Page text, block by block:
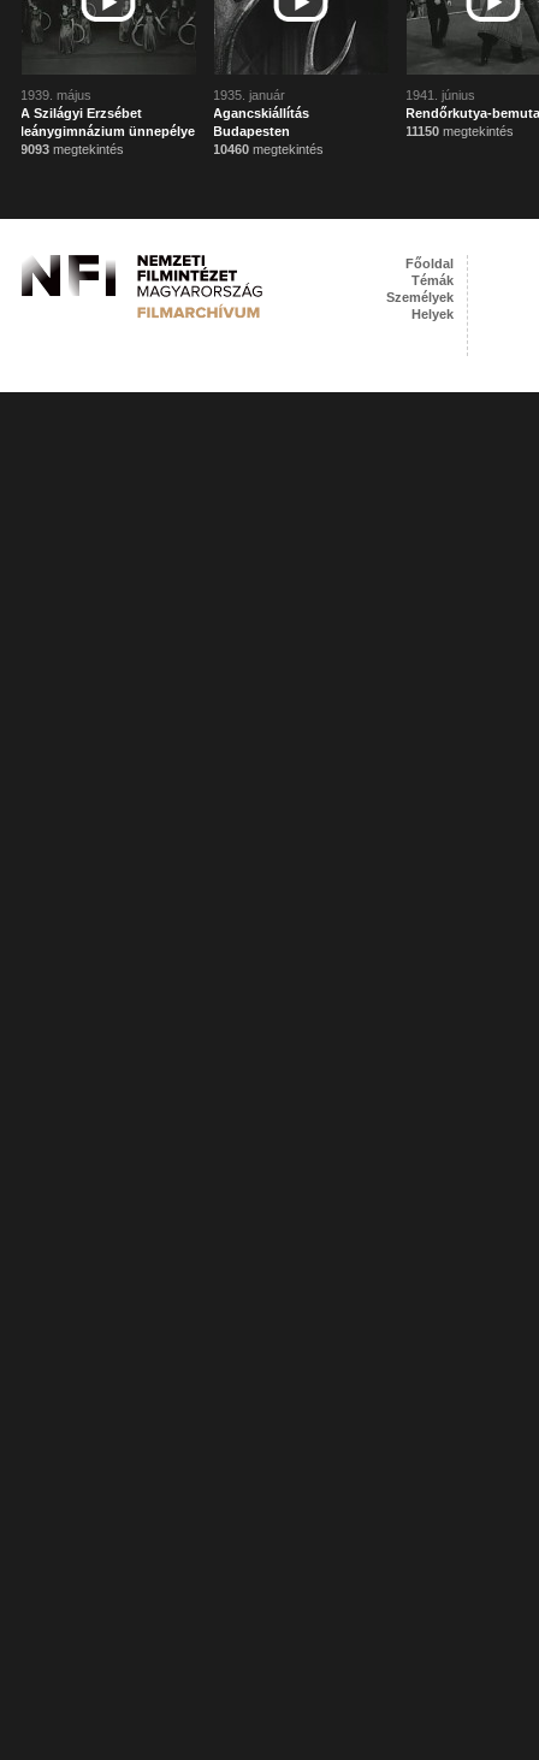
1939. május
A Szilágyi Erzsébet
leánygimnázium ünnepélye
9093 megtekintés
1935. január
Agancskiállítás
Budapesten
10460 megtekintés
1941. június
Rendőrkutya-
11150 megtekintés
Főoldal
Témák
Személyek
Helyek